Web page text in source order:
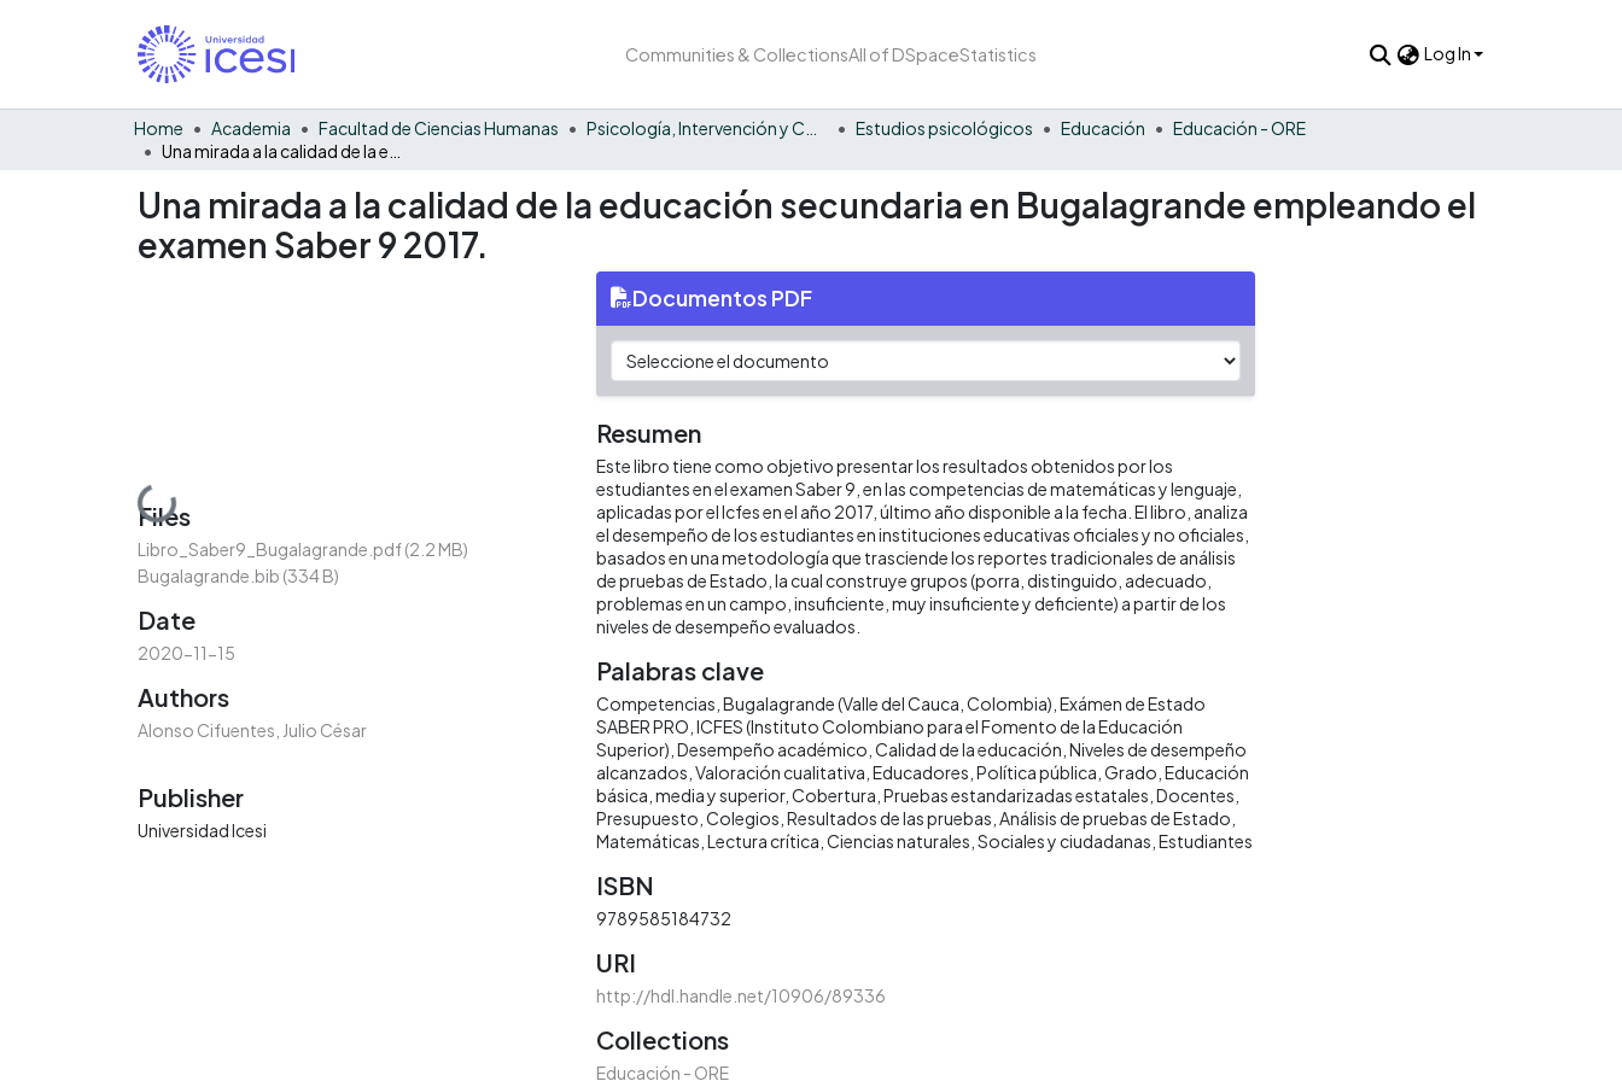
Communities & CollectionsAll of DSpaceStatistics Log In
Home Academia Facultad de Ciencias Humanas Estudios psicológicos Educación
Educación - ORE
Una mirada a la calidad de la educación secundaria en Bugalagrande empleando el
examen Saber 9 2017.
Loading...
Files
Libro_Saber9_Bugalagrande.pdf(2.2 MB)
Bugalagrande.bib (334 B)
Date
2020-11-15
Authors
Alonso Cifuentes, Julio César
Publisher
Universidad Icesi
Documentos PDF
Resumen
Este libro tiene como objetivo presentar los resultados obtenidos por los
estudiantes en el examen Saber 9, en las competencias de matemáticas y lenguaje,
aplicadas por el Icfes en el año 2017, último año disponible a la fecha. El libro, analiza
el desempeño de los estudiantes en instituciones educativas oficiales y no oficiales,
basados en una metodología que trasciende los reportes tradicionales de análisis
de pruebas de Estado, la cual construye grupos (porra, distinguido, adecuado,
problemas en un campo, insuficiente, muy insuficiente y deficiente) a partir de los
niveles de desempeño evaluados.
Palabras clave
Competencias Bugalagrande (Valle del Cauca, Colombia) Exámen de Estado
SABER PRO ICFES (Instituto Colombiano para el Fomento de la Educación
Superior) Desempeño académico Calidad de la educación Niveles de desempeño
alcanzados Valoración cualitativa Educadores Política pública Grado Educación
básica, media y superior Cobertura Pruebas estandarizadas estatales Docentes
Presupuesto Colegios Resultados de las pruebas Análisis de pruebas de Estado
Matemáticas Lectura crítica Ciencias naturales Sociales y ciudadanas Estudiantes
ISBN
9789585184732
URI
http://hdl.handle.net/10906/89336
Collections
Educación - ORE